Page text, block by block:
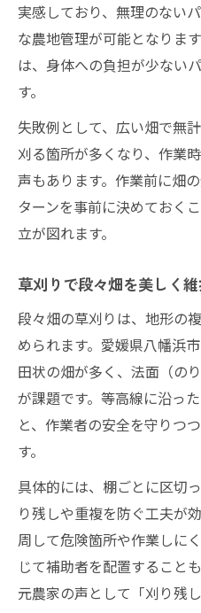
実感しており、無理のない
な農地管理が可能となりま
は、身体への負担が少ない
す。
失敗例として、広い畑で無
刈る箇所が多くなり、作業
声もあります。作業前に畑
ターンを事前に決めておく
立が図れます。
草刈りで段々畑を美しく
段々畑の草刈りは、地形の
められます。愛媛県八幡浜
田状の畑が多く、法面（の
が課題です。等高線に沿っ
と、作業者の安全を守りつ
す。
具体的には、棚ごとに区切
り残しや重複を防ぐ工夫が
周して危険箇所や作業しに
じて補助者を配置すること
元農家の声として「刈り残